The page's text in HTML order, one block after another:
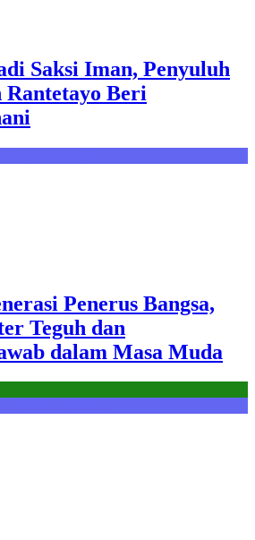
Saksi Iman, Penyuluh
Beri
Penerus Bangsa,
Teguh dan
dalam Masa Muda